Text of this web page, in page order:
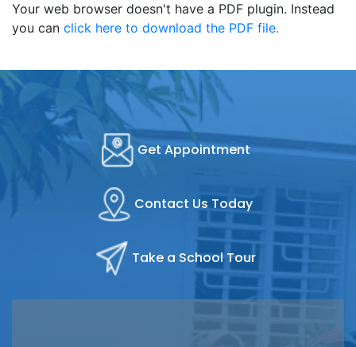
Your web browser doesn't have a PDF plugin. Instead
you can click here to download the PDF file.
Get Appointment
Contact Us Today
Take a School Tour